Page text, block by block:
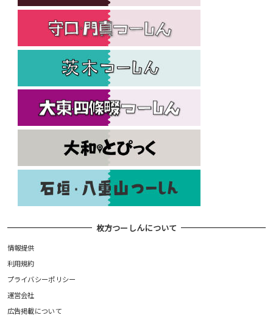
枚方つーしんについて
情報提供
利用規約
プライバシーポリシー
運営会社
広告掲載について